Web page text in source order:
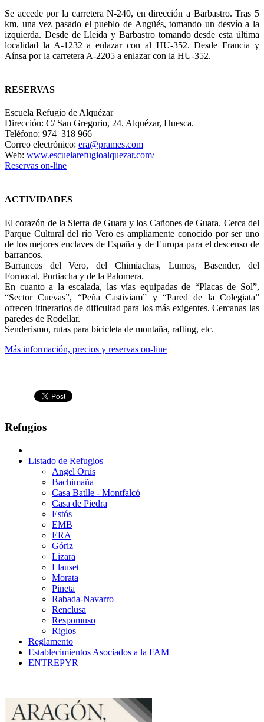
Se accede por la carretera N-240, en dirección a Barbastro. Tras 5
km, una vez pasado el pueblo de Angüés, tomando un desvío a la
izquierda. Desde de Lleida y Barbastro tomando desde esta última
localidad la A-1232 a enlazar con al HU-352. Desde Francia y
Aínsa por la carretera A-2205 a enlazar con la HU-352.
RESERVAS
Escuela Refugio de Alquézar
Dirección: C/ San Gregorio, 24. Alquézar, Huesca.
Teléfono: 974 318 966
Correo electrónico: era@prames.com
Web: www.escuelarefugioalquezar.com/
Reservas on-line
ACTIVIDADES
El corazón de la Sierra de Guara y los Cañones de Guara. Cerca del
Parque Cultural del río Vero es ampliamente conocido por ser uno
de los mejores enclaves de España y de Europa para el descenso de
barrancos.
Barrancos del Vero, del Chimiachas, Lumos, Basender, del
Fornocal, Portiacha y de la Palomera.
En cuanto a la escalada, las vías equipadas de “Placas de Sol”,
“Sector Cuevas”, “Peña Castiviam” y “Pared de la Colegiata”
ofrecen itinerarios de dificultad para los más exigentes. Cercanas las
paredes de Rodellar.
Senderismo, rutas para bicicleta de montaña, rafting, etc.
Más información, precios y reservas on-line
Refugios
Listado de Refugios
Angel Orús
Bachimaña
Casa Batlle - Montfalcó
Casa de Piedra
Estós
EMB
ERA
Góriz
Lizara
Llauset
Morata
Pineta
Rabada-Navarro
Renclusa
Respomuso
Riglos
Reglamento
Establecimientos Asociados a la FAM
ENTREPYR